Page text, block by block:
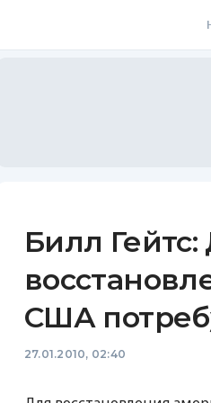
Билл Гейтс:
США
27.01.2010, 02:40